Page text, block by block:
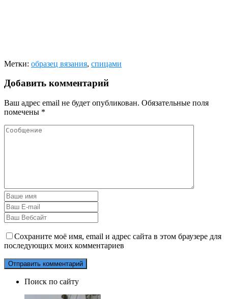
Метки: образец вязания, спицами
Добавить комментарий
Ваш адрес email не будет опубликован. Обязательные поля
помечены *
Сохраните моё имя, email и адрес сайта в этом браузере для
последующих моих комментариев
Поиск по сайту